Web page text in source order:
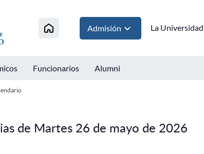
Admisión La Universidad
Funcionarios Alumni
de Martes 26 de mayo de 2026